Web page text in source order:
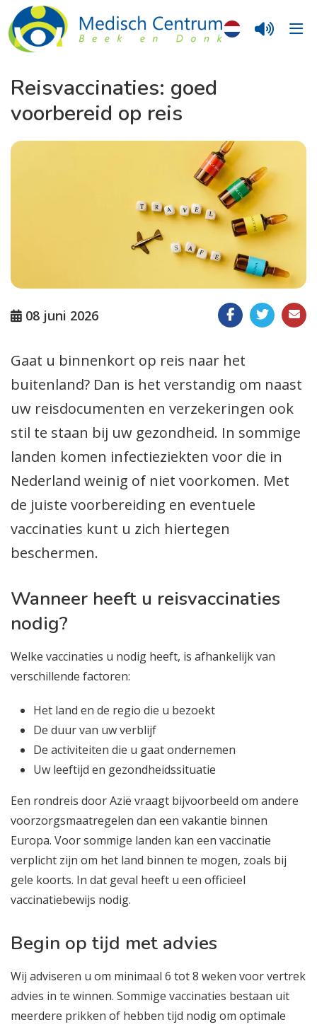
Reisvaccinaties: goed
voorbereid op reis
08 juni 2026
Gaat u binnenkort op reis naar het
buitenland? Dan is het verstandig om naast
uw reisdocumenten en verzekeringen ook
stil te staan bij uw gezondheid. In sommige
landen komen infectieziekten voor die in
Nederland weinig of niet voorkomen. Met
de juiste voorbereiding en eventuele
vaccinaties kunt u zich hiertegen
beschermen.
Wanneer heeft u reisvaccinaties
nodig?
Welke vaccinaties u nodig heeft, is afhankelijk van
verschillende factoren:
Het land en de regio die u bezoekt
De duur van uw verblijf
De activiteiten die u gaat ondernemen
Uw leeftijd en gezondheidssituatie
Een rondreis door Azië vraagt bijvoorbeeld om andere
voorzorgsmaatregelen dan een vakantie binnen
Europa. Voor sommige landen kan een vaccinatie
verplicht zijn om het land binnen te mogen, zoals bij
gele koorts. In dat geval heeft u een officieel
vaccinatiebewijs nodig.
Begin op tijd met advies
Wij adviseren u om minimaal 6 tot 8 weken voor vertrek
advies in te winnen. Sommige vaccinaties bestaan uit
meerdere prikken of hebben tijd nodig om optimale